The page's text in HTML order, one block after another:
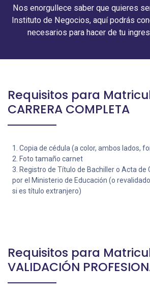
Nos enorgullece saber que quieres
Instituto de Negocios, aquí podrás
necesarios para hacer de tu
Requisitos para
CARRERA COMPLETA
1. Copia de cédula (a color, ambos lados,
2. Foto tamaño carnet
3. Registro de Título de Bachiller o Acta de
por el Ministerio de Educación (o
si es título extranjero)
Requisitos para
VALIDACIÓN